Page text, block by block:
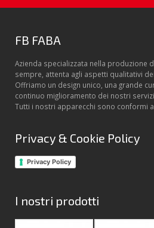
FB FABA
Azienda specializzata nella produzione
sempre, attenta agli aspetti qualitativi
Offriamo un design unico, una grande
continuo miglioramento dei nostri
Tutti i nostri apparecchi sono conformi
Privacy & Cookie Policy
Privacy Policy
I nostri prodotti